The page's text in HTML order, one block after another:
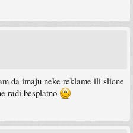
da imaju neke reklame ili slicne
radi besplatno